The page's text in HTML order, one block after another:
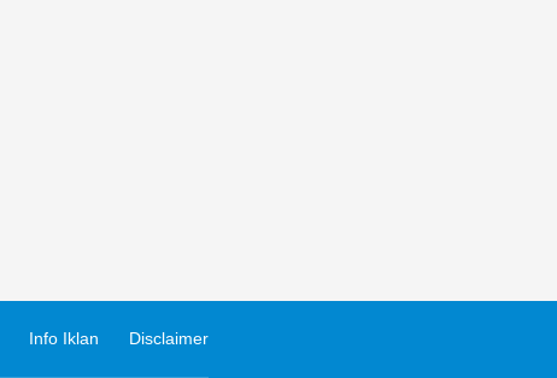
Info Iklan Disclaimer